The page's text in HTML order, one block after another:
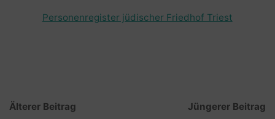
Personenregister jüdischer Friedhof Triest
Älterer Beitrag Jüngerer Beitrag